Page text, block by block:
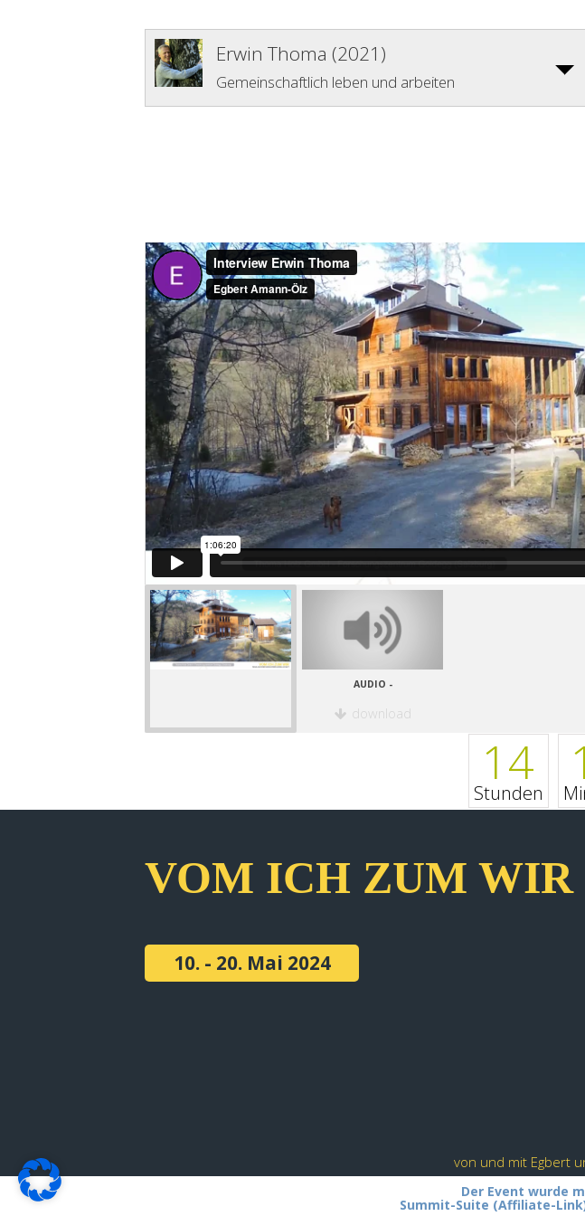
Erwin Thoma (2021)
Gemeinschaftlich leben und arbeiten
AUDIO -
download
14
Stunden
VOM ICH ZUM WIR
10. - 20. Mai 2024
von und mit Egbert
Der Event wurde
Summit-Suite (Affiliate-